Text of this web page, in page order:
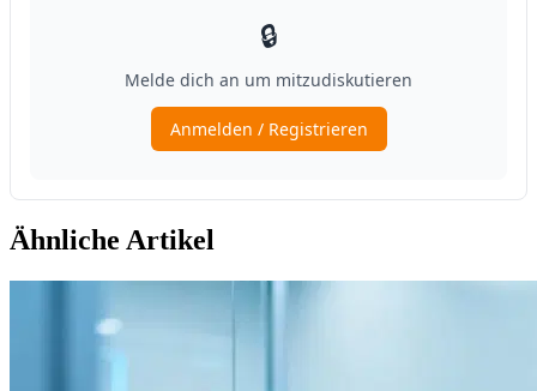
Ähnliche Artikel